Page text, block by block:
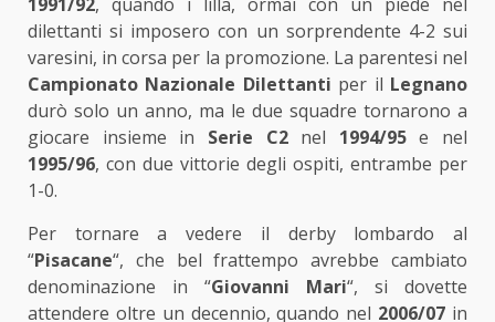
dilettanti si imposero con un sorprendente 4-2 sui
varesini, in corsa per la promozione. La parentesi nel
Campionato Nazionale Dilettanti per il Legnano
durò solo un anno, ma le due squadre tornarono a
giocare insieme in Serie C2nel 1994/95e nel
1995/96, con due vittorie degli ospiti, entrambe per
1-0.
Per tornare a vedere il derby lombardo al
“Pisacane“, che bel frattempo avrebbe cambiato
denominazione in “Giovanni Mari“, si dovette
attendere oltre un decennio, quando nel 2006/07 in